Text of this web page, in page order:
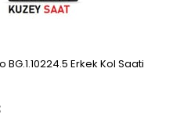
BG.1.10224.5 Erkek Kol Saati